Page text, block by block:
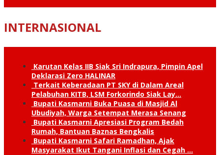
INTERNASIONAL
Karutan Kelas IIB Siak Sri Indrapura, Pimpin Apel
Deklarasi Zero HALINAR
Terkait Keberadaan PT SKY di Dalam Areal
Pelabuhan KITB, LSM Forkorindo Siak Lay…
Bupati Kasmarni Buka Puasa di Masjid Al
Ubudiyah, Warga Setempat Merasa Senang
Bupati Kasmarni Apresiasi Program Bedah
Rumah, Bantuan Baznas Bengkalis
Bupati Kasmarni Safari Ramadhan, Ajak
Masyarakat Ikut Tangani Inflasi dan Cegah …